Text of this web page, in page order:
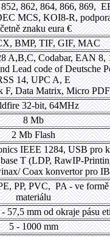
862, 864, 866, 869,
MCS, KOI8-R,
znaku eura €
BMP, TIF, GIF, MAC
A,B,C, Codabar, EAN
Lead code of Deutsche
14, UPC A, E
F, Data Matrix, Micro
32-bit, 64MHz
8 Mb
2 Mb Flash
IEEE 1284, USB pro
T (LDP, RawIP-
Coax konvertor pro
PP, PVC, PA - ve
materiálu
57,5 mm od okraje pásu
5 - 1000 mm